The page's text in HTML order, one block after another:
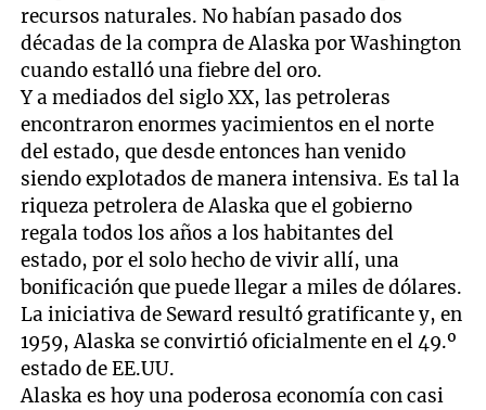
recursos naturales. No habían pasado dos
décadas de la compra de Alaska por Washington
cuando estalló una fiebre del oro.
Y a mediados del siglo XX, las petroleras
encontraron enormes yacimientos en el norte
del estado, que desde entonces han venido
siendo explotados de manera intensiva. Es tal la
riqueza petrolera de Alaska que el gobierno
regala todos los años a los habitantes del
estado, por el solo hecho de vivir allí, una
bonificación que puede llegar a miles de dólares.
La iniciativa de Seward resultó gratificante y, en
1959, Alaska se convirtió oficialmente en el 49.º
estado de EE.UU.
Alaska es hoy una poderosa economía con casi